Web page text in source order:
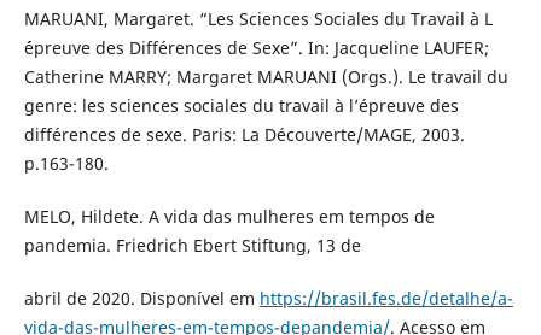
MARUANI, Margaret. “Les Sciences Sociales du Travail à L
´épreuve des Différences de Sexe”. In: Jacqueline LAUFER;
Catherine MARRY; Margaret MARUANI (Orgs.). Le travail du
genre: les sciences sociales du travail à l’épreuve des
différences de sexe. Paris: La Découverte/MAGE, 2003.
p.163-180.
MELO, Hildete. A vida das mulheres em tempos de
pandemia. Friedrich Ebert Stiftung, 13 de
abril de 2020. Disponível em https://brasil.fes.de/detalhe/a-
vida-das-mulheres-em-tempos-depandemia/. Acesso em